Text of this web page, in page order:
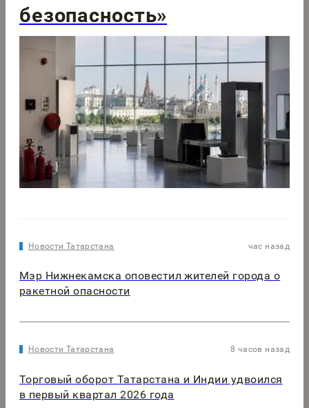
безопасность»
Новости Татарстана час назад
Мэр Нижнекамска оповестил жителей города о
ракетной опасности
Новости Татарстана 8 часов назад
Торговый оборот Татарстана и Индии удвоился
в первый квартал 2026 года